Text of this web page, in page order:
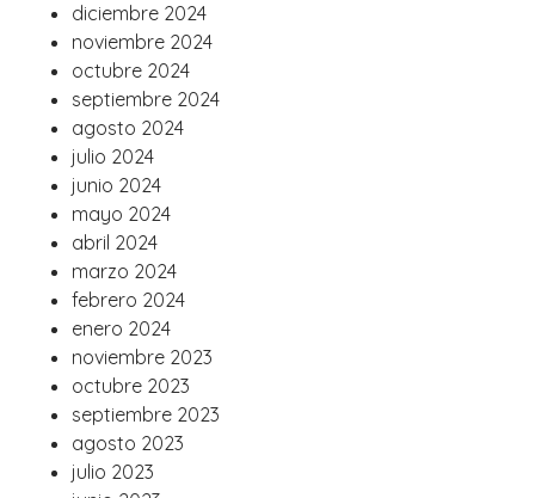
diciembre 2024
noviembre 2024
octubre 2024
septiembre 2024
agosto 2024
julio 2024
junio 2024
mayo 2024
abril 2024
marzo 2024
febrero 2024
enero 2024
noviembre 2023
octubre 2023
septiembre 2023
agosto 2023
julio 2023